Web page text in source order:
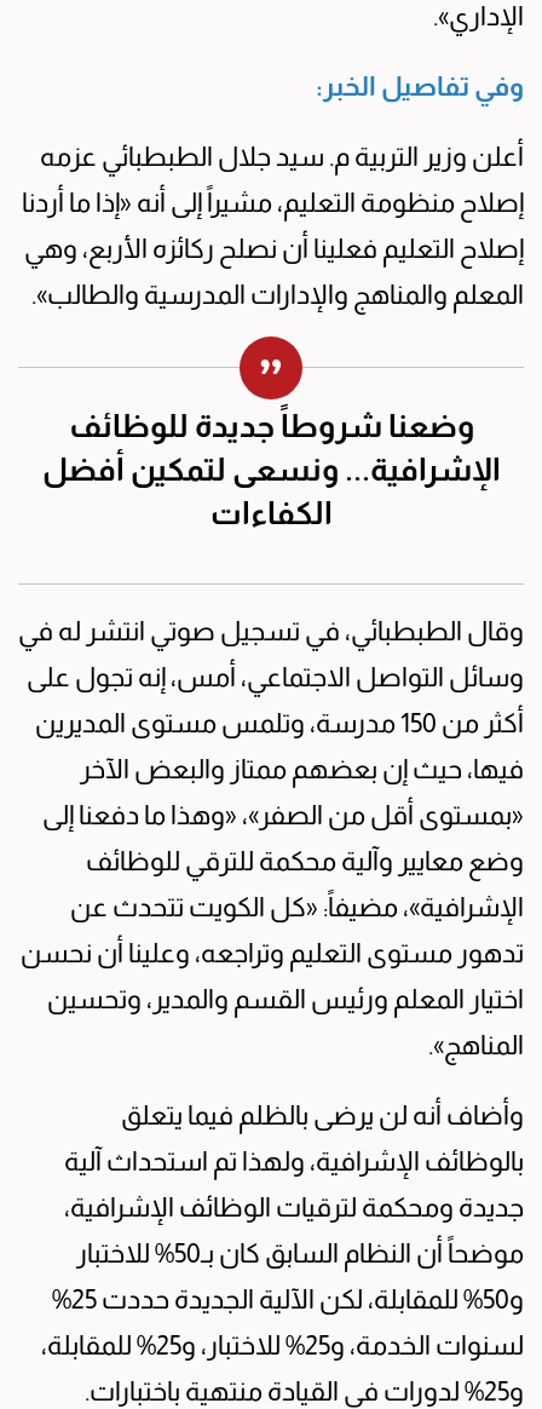
الإداري».
وفي تفاصيل الخبر:
أعلن وزير التربية م. سيد جلال الطبطبائي عزمه
إصلاح منظومة التعليم، مشيراً إلى أنه «إذا ما أردنا
إصلاح التعليم فعلينا أن نصلح ركائزه الأربع، وهي
المعلم والمناهج والإدارات المدرسية والطالب».
وضعنا شروطاً جديدة للوظائف
الإشرافية... ونسعى لتمكين أفضل
الكفاءات
وقال الطبطبائي، في تسجيل صوتي انتشر له في
وسائل التواصل الاجتماعي، أمس، إنه تجول على
أكثر من 150 مدرسة، وتلمس مستوى المديرين
فيها، حيث إن بعضهم ممتاز والبعض الآخر
«بمستوى أقل من الصفر»، «وهذا ما دفعنا إلى
وضع معايير وآلية محكمة للترقي للوظائف
الإشرافية»، مضيفاً: «كل الكويت تتحدث عن
تدهور مستوى التعليم وتراجعه، وعلينا أن نحسن
اختيار المعلم ورئيس القسم والمدير، وتحسين
المناهج».
وأضاف أنه لن يرضى بالظلم فيما يتعلق
بالوظائف الإشرافية، ولهذا تم استحداث آلية
جديدة ومحكمة لترقيات الوظائف الإشرافية،
موضحاً أن النظام السابق كان بـ50% للاختبار
و50% للمقابلة، لكن الآلية الجديدة حددت 25%
لسنوات الخدمة، و25% للاختبار، و25% للمقابلة،
و25% لدورات في القيادة منتهية باختبارات.